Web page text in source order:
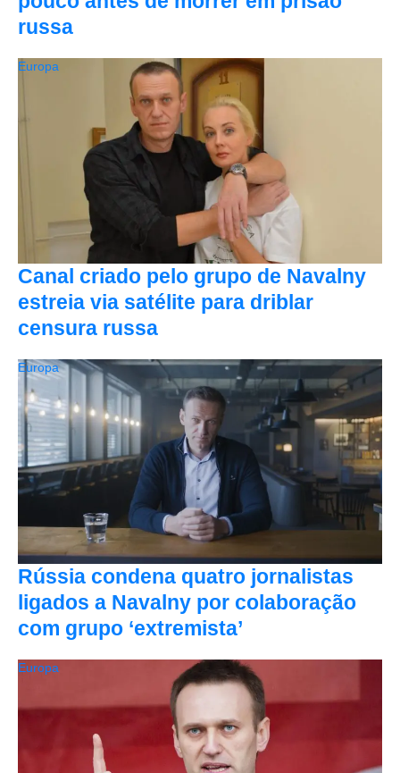
russa
Canal criado pelo grupo de Navalny
estreia via satélite para driblar
censura russa
Europa
Rússia condena quatro jornalistas
ligados a Navalny por colaboração
com grupo ‘extremista’
Europa
Europa